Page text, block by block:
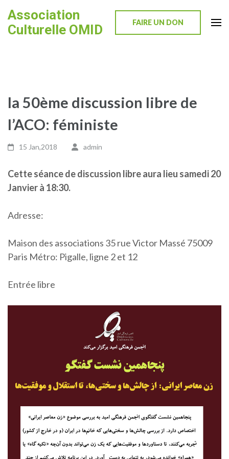
to
content
Association
Culturelle OMID
FAIRE UN DON
la 50ème discussion libre de
l’ACO: féministe
15 Jan,2018 admin
Cette séance de discussion libre aura lieu samedi 20
Janvier à 18:30.
Adresse:
Maison des associations 35 rue Victor Massé 75009
Paris Métro: Pigalle, ligne 2 et 12
Entrée libre